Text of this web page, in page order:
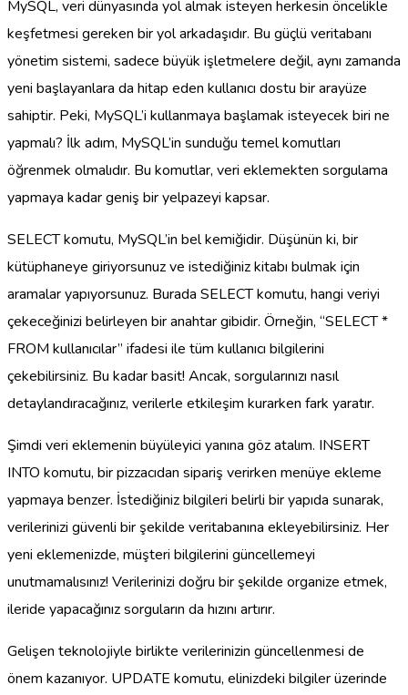
MySQL, veri dünyasında yol almak isteyen herkesin öncelikle
keşfetmesi gereken bir yol arkadaşıdır. Bu güçlü veritabanı
yönetim sistemi, sadece büyük işletmelere değil, aynı zamanda
yeni başlayanlara da hitap eden kullanıcı dostu bir arayüze
sahiptir. Peki, MySQL’i kullanmaya başlamak isteyecek biri ne
yapmalı? İlk adım, MySQL’in sunduğu temel komutları
öğrenmek olmalıdır. Bu komutlar, veri eklemekten sorgulama
yapmaya kadar geniş bir yelpazeyi kapsar.
SELECT komutu, MySQL’in bel kemiğidir. Düşünün ki, bir
kütüphaneye giriyorsunuz ve istediğiniz kitabı bulmak için
aramalar yapıyorsunuz. Burada SELECT komutu, hangi veriyi
çekeceğinizi belirleyen bir anahtar gibidir. Örneğin, “SELECT *
FROM kullanıcılar” ifadesi ile tüm kullanıcı bilgilerini
çekebilirsiniz. Bu kadar basit! Ancak, sorgularınızı nasıl
detaylandıracağınız, verilerle etkileşim kurarken fark yaratır.
Şimdi veri eklemenin büyüleyici yanına göz atalım. INSERT
INTO komutu, bir pizzacıdan sipariş verirken menüye ekleme
yapmaya benzer. İstediğiniz bilgileri belirli bir yapıda sunarak,
verilerinizi güvenli bir şekilde veritabanına ekleyebilirsiniz. Her
yeni eklemenizde, müşteri bilgilerini güncellemeyi
unutmamalısınız! Verilerinizi doğru bir şekilde organize etmek,
ileride yapacağınız sorguların da hızını artırır.
Gelişen teknolojiyle birlikte verilerinizin güncellenmesi de
önem kazanıyor. UPDATE komutu, elinizdeki bilgiler üzerinde